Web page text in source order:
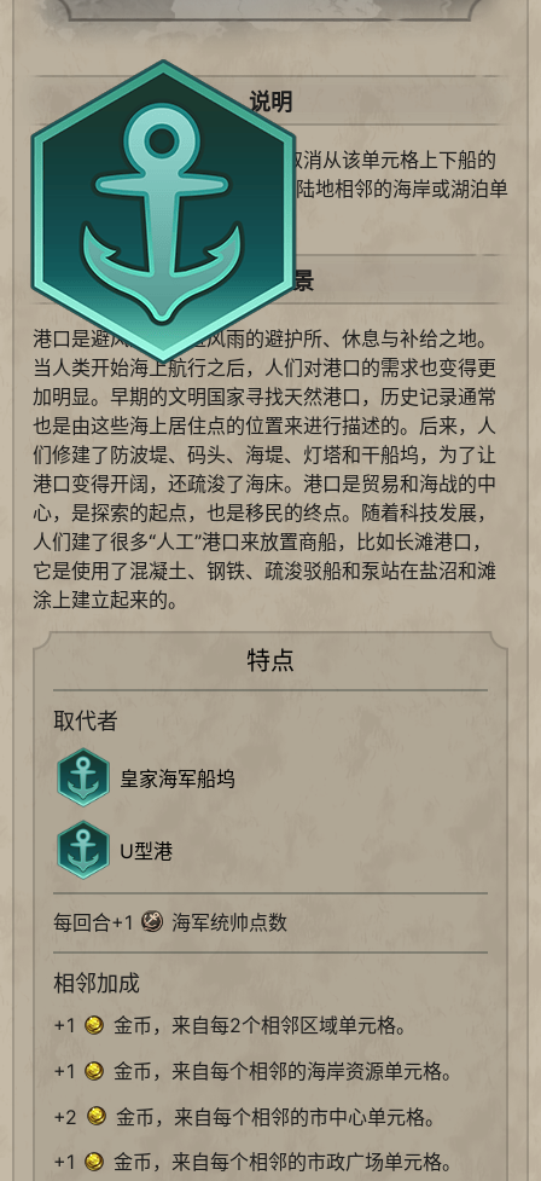
说明
城市中的海军活动区域。同时取消从该单元格上下船的
移动力消耗。必须修建在和陆地相邻的海岸或湖泊单
元格上。无法建造在礁石上。
历史背景
港口是避风港、躲避风雨的避护所、休息与补给之地。
当人类开始海上航行之后，人们对港口的需求也变得更
加明显。早期的文明国家寻找天然港口，历史记录通常
也是由这些海上居住点的位置来进行描述的。后来，人
们修建了防波堤、码头、海堤、灯塔和干船坞，为了让
港口变得开阔，还疏浚了海床。港口是贸易和海战的中
心，是探索的起点，也是移民的终点。随着科技发展，
人们建了很多“人工”港口来放置商船，比如长滩港口，
它是使用了混凝土、钢铁、疏浚驳船和泵站在盐沼和滩
涂上建立起来的。
特点
取代者
皇家海军船坞
U型港
每回合+1 海军统帅点数
相邻加成
+1
金币，来自每2个相邻区域单元格。
+1
金币，来自每个相邻的海岸资源单元格。
+2
金币，来自每个相邻的市中心单元格。
+1
金币，来自每个相邻的市政广场单元格。